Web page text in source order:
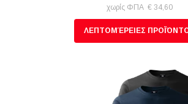
χωρίς ΦΠΑ € 34,60
ΛΕΠΤΟΜΈΡΕΙΕΣ